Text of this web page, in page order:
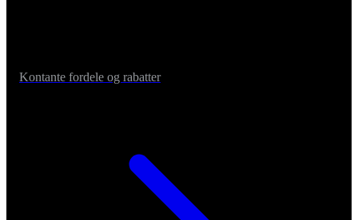
Kontante fordele og rabatter